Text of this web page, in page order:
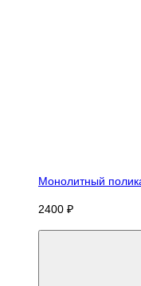
Монолитный
2400 ₽